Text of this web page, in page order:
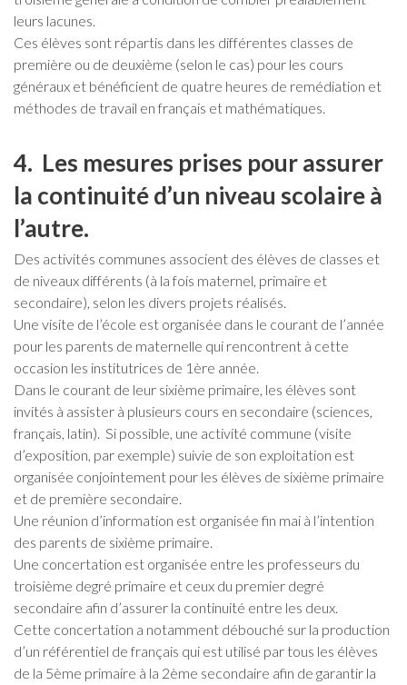
leurs lacunes.
Ces élèves sont répartis dans les différentes classes de
première ou de deuxième (selon le cas) pour les cours
généraux et bénéficient de quatre heures de remédiation et
méthodes de travail en français et mathématiques.
4. Les mesures prises pour assurer
la continuité d’un niveau scolaire à
l’autre.
Des activités communes associent des élèves de classes et
de niveaux différents (à la fois maternel, primaire et
secondaire), selon les divers projets réalisés.
Une visite de l’école est organisée dans le courant de l’année
pour les parents de maternelle qui rencontrent à cette
occasion les institutrices de 1ère année.
Dans le courant de leur sixième primaire, les élèves sont
invités à assister à plusieurs cours en secondaire (sciences,
français, latin). Si possible, une activité commune (visite
d’exposition, par exemple) suivie de son exploitation est
organisée conjointement pour les élèves de sixième primaire
et de première secondaire.
Une réunion d’information est organisée fin mai à l’intention
des parents de sixième primaire.
Une concertation est organisée entre les professeurs du
troisième degré primaire et ceux du premier degré
secondaire afin d’assurer la continuité entre les deux.
Cette concertation a notamment débouché sur la production
d’un référentiel de français qui est utilisé par tous les élèves
de la 5ème primaire à la 2ème secondaire afin de garantir la